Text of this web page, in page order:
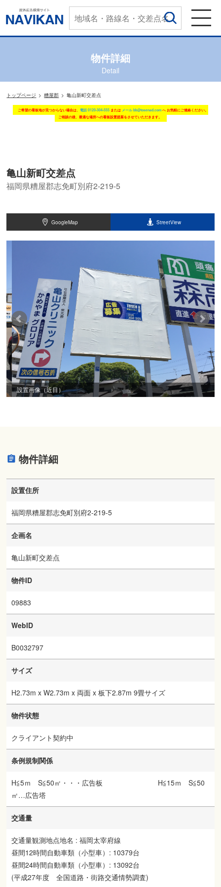
物件詳細
Detail
トップページ 糟屋郡 亀山新町交差点
ご希望の看板地が見つからない場合は、 電話 0120-304-555 または メール bb@tosenad.com へ お気軽にご連絡ください。
ご相談の後、最適な場所への看板設置提案をさせていただきます。
亀山新町交差点
福岡県糟屋郡志免町別府2-219-5
GoogleMap StreetView
設置画像（近目）
物件詳細
設置住所
福岡県糟屋郡志免町別府2-219-5
企画名
亀山新町交差点
物件ID
09883
WebID
B0032797
サイズ
H2.73m x W2.73m x 両面 x 板下2.87m 9畳サイズ
物件状態
クライアント契約中
条例規制関係
H≦5ｍ S≦50㎡・・・広告板 H≦15ｍ S≦50
㎡…広告塔
交通量
交通量観測地点地名 : 福岡太宰府線
昼間12時間自動車類（小型車）: 10379台
昼間24時間自動車類（小型車）: 13092台
(平成27年度 全国道路・街路交通情勢調査)